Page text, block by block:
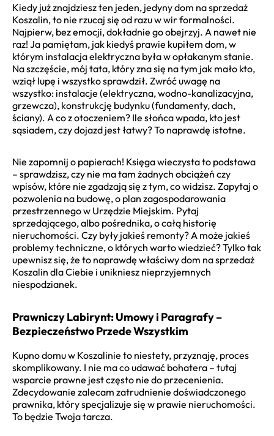
Kiedy już znajdziesz ten jeden, jedyny dom na sprzedaż
Koszalin, to nie rzucaj się od razu w wir formalności.
Najpierw, bez emocji, dokładnie go obejrzyj. A nawet nie
raz! Ja pamiętam, jak kiedyś prawie kupiłem dom, w
którym instalacja elektryczna była w opłakanym stanie.
Na szczęście, mój tata, który zna się na tym jak mało kto,
wziął lupę i wszystko sprawdził. Zwróć uwagę na
wszystko: instalacje (elektryczna, wodno-kanalizacyjna,
grzewcza), konstrukcję budynku (fundamenty, dach,
ściany). A co z otoczeniem? Ile słońca wpada, kto jest
sąsiadem, czy dojazd jest łatwy? To naprawdę istotne.
Nie zapomnij o papierach! Księga wieczysta to podstawa
– sprawdzisz, czy nie ma tam żadnych obciążeń czy
wpisów, które nie zgadzają się z tym, co widzisz. Zapytaj o
pozwolenia na budowę, o plan zagospodarowania
przestrzennego w Urzędzie Miejskim. Pytaj
sprzedającego, albo pośrednika, o całą historię
nieruchomości. Czy były jakieś remonty? A może jakieś
problemy techniczne, o których warto wiedzieć? Tylko tak
upewnisz się, że to naprawdę właściwy dom na sprzedaż
Koszalin dla Ciebie i unikniesz nieprzyjemnych
niespodzianek.
Prawniczy Labirynt: Umowy i Paragrafy –
Bezpieczeństwo Przede Wszystkim
Kupno domu w Koszalinie to niestety, przyznaję, proces
skomplikowany. I nie ma co udawać bohatera – tutaj
wsparcie prawne jest często nie do przecenienia.
Zdecydowanie zalecam zatrudnienie doświadczonego
prawnika, który specjalizuje się w prawie nieruchomości.
To będzie Twoja tarcza.